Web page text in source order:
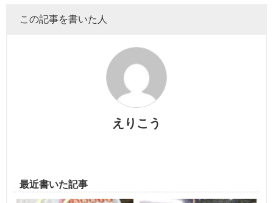
この記事を書いた人
えりこう
最近書いた記事